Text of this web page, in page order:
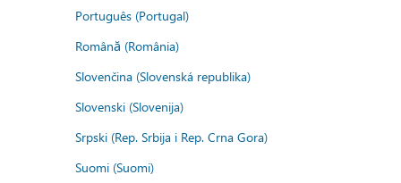
Português (Portugal)
Română (România)
Slovenčina (Slovenská republika)
Slovenski (Slovenija)
Srpski (Rep. Srbija i Rep. Crna Gora)
Suomi (Suomi)